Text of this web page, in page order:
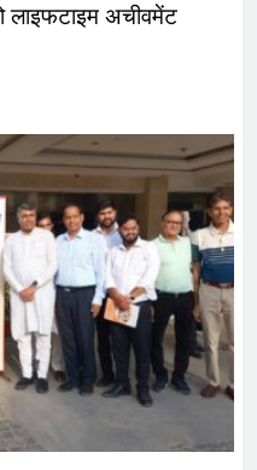
लाइफटाइम अचीवमेंट